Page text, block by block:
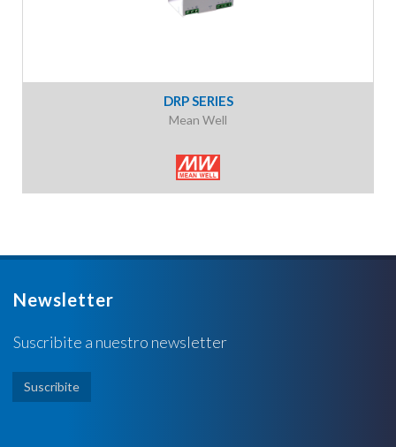
DRP SERIES
Mean Well
Newsletter
Suscribite a nuestro newsletter
Suscribite